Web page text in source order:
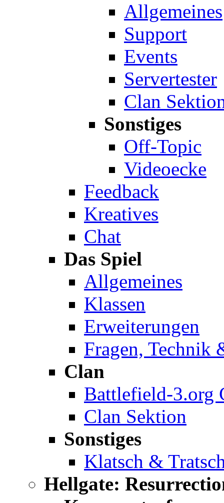
Allgemeines
Support
Events
Servertester
Clan
Sonstiges
Off-Topic
Videoecke
Feedback
Kreatives
Chat
Das Spiel
Allgemeines
Klassen
Erweiterungen
Fragen, Technik
Clan
Battlefield-3.org
Clan Sektion
Sonstiges
Klatsch &
Hellgate: